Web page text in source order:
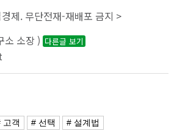
제. 무단전재-재배포 금지 >
소 소장 ) 다른글 보기
고객 # 선택 # 설계법